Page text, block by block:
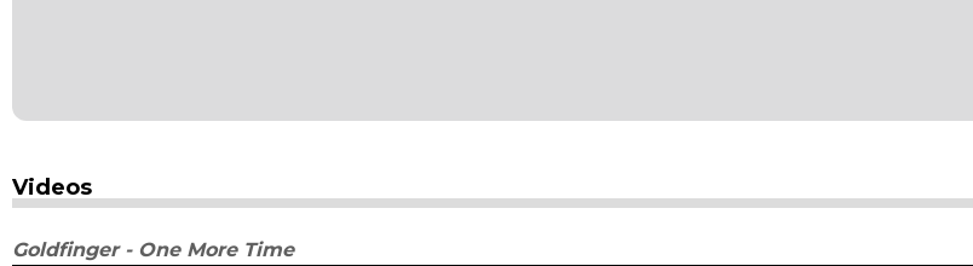
Videos
Goldfinger - One More Time